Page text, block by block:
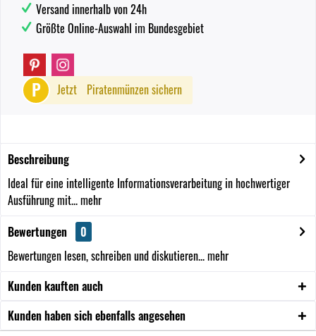
Versand innerhalb von 24h
Größte Online-Auswahl im Bundesgebiet
P Jetzt Piratenmünzen sichern
Beschreibung
Ideal für eine intelligente Informationsverarbeitung in hochwertiger
Ausführung mit...mehr
Bewertungen
0
Bewertungen lesen, schreiben und diskutieren...mehr
Kunden kauften auch
Kunden haben sich ebenfalls angesehen